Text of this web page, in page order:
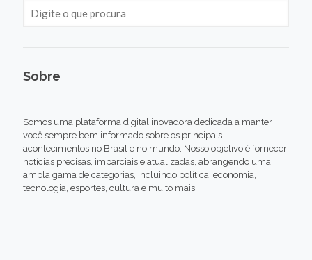
Sobre
Somos uma plataforma digital inovadora dedicada a manter
você sempre bem informado sobre os principais
acontecimentos no Brasil e no mundo. Nosso objetivo é fornecer
notícias precisas, imparciais e atualizadas, abrangendo uma
ampla gama de categorias, incluindo política, economia,
tecnologia, esportes, cultura e muito mais.